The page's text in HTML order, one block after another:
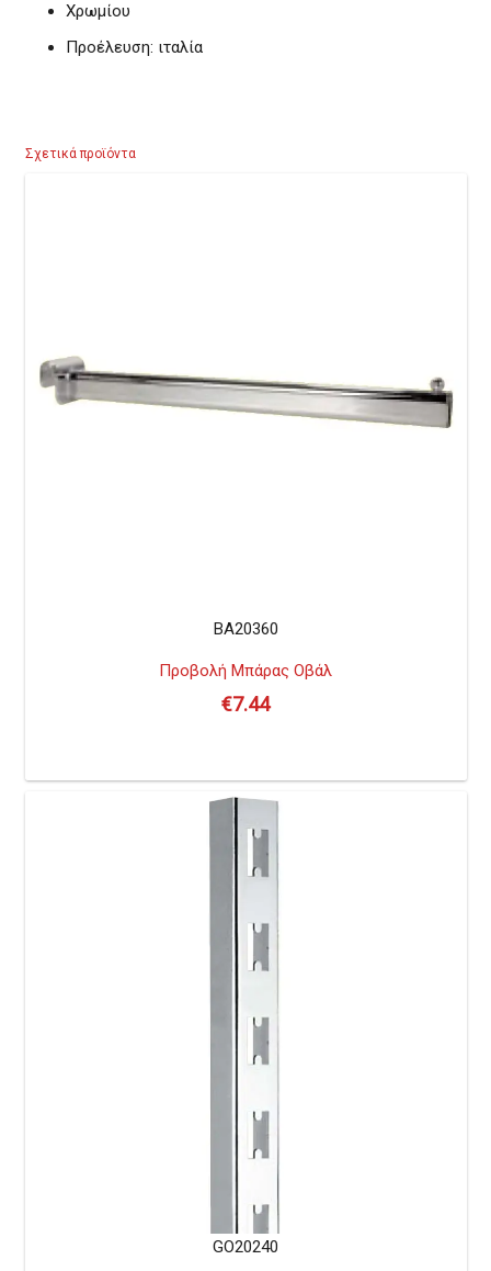
Χρωμίου
Προέλευση: ιταλία
Σχετικά προϊόντα
BA20360
Προβολή Μπάρας Οβάλ
€7.44
GO20240